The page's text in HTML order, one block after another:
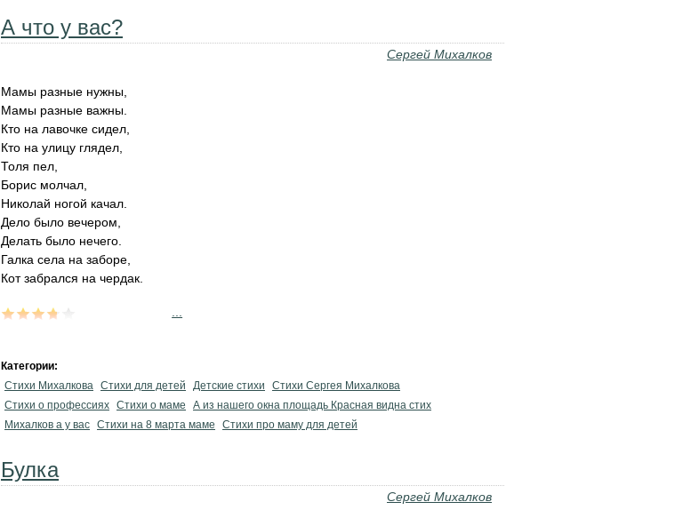
А что у вас?
Сергей Михалков
Мамы разные нужны,
Мамы разные важны.
Кто на лавочке сидел,
Кто на улицу глядел,
Толя пел,
Борис молчал,
Николай ногой качал.
Дело было вечером,
Делать было нечего.
Галка села на заборе,
Кот забрался на чердак.
Категории:
Стихи Михалкова Стихи для детей Детские стихи
Стихи Сергея Михалкова
Стихи о профессиях Стихи о маме
А из нашего окна площадь Красная видна стих
Михалков а у вас Стихи на 8 марта маме Стихи про маму для детей
Булка
Сергей Михалков